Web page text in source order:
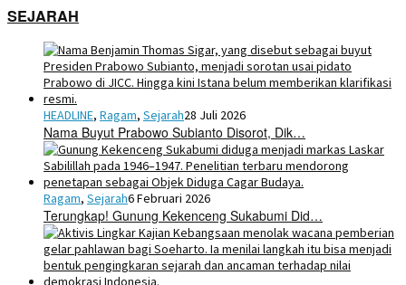
SEJARAH
HEADLINE, Ragam, Sejarah28 Juli 2026
Nama Buyut Prabowo Subianto Disorot, Dik…
Ragam, Sejarah6 Februari 2026
Terungkap! Gunung Kekenceng Sukabumi Did…